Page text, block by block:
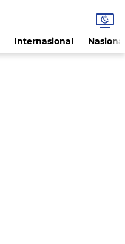
Internasional